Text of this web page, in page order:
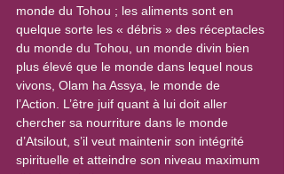
monde du Tohou ; les aliments sont en
quelque sorte les « débris » des réceptacles
du monde du Tohou, un monde divin bien
plus élevé que le monde dans lequel nous
vivons, Olam ha Assya, le monde de
l’Action. L’être juif quant à lui doit aller
chercher sa nourriture dans le monde
d’Atsilout, s’il veut maintenir son intégrité
spirituelle et atteindre son niveau maximum